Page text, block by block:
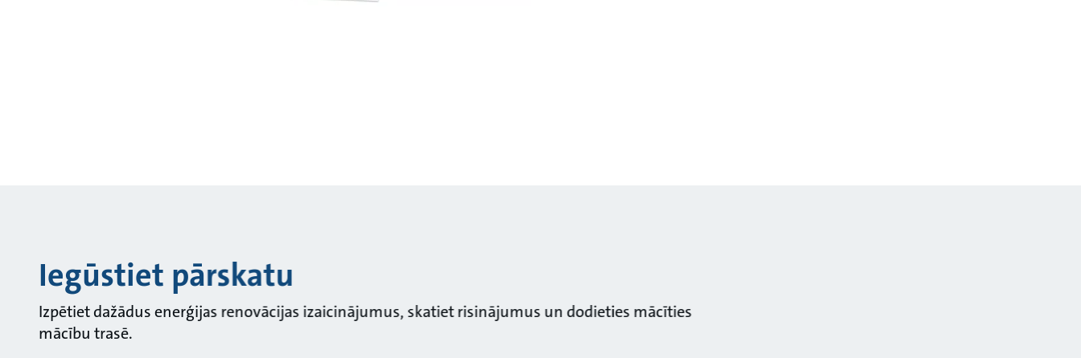
Iegūstiet pārskatu
Izpētiet dažādus enerģijas renovācijas izaicinājumus, skatiet risinājumus un dodieties mācīties
mācību trasē.